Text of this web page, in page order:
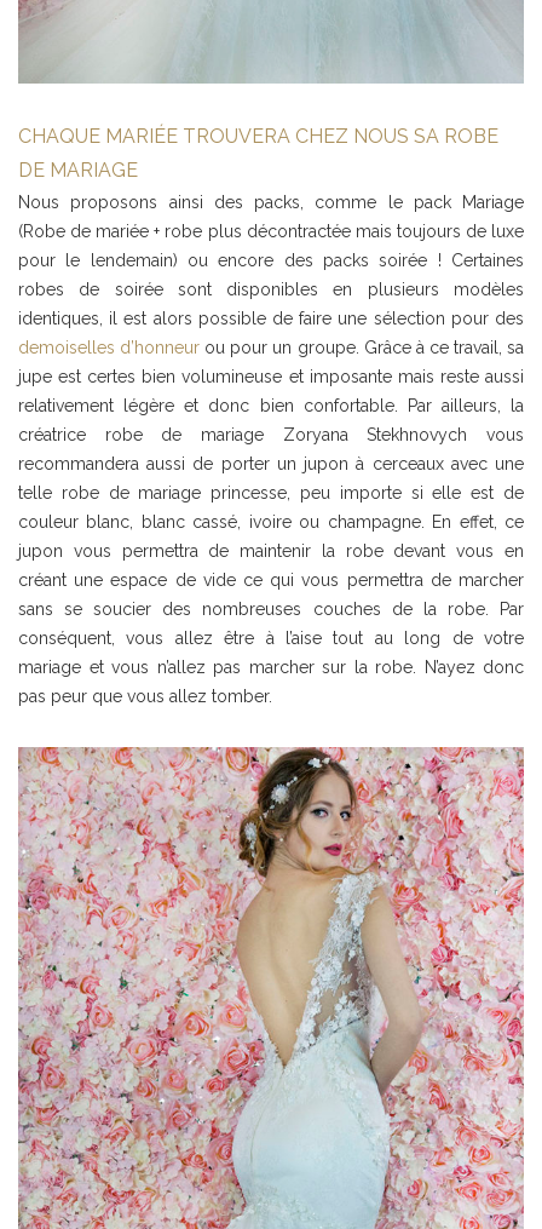
CHAQUE MARIÉE TROUVERA CHEZ NOUS SA ROBE
DE MARIAGE
Nous proposons ainsi des packs, comme le pack Mariage
(Robe de mariée + robe plus décontractée mais toujours de luxe
pour le lendemain) ou encore des packs soirée ! Certaines
robes de soirée sont disponibles en plusieurs modèles
identiques, il est alors possible de faire une sélection pour des
demoiselles d’honneur ou pour un groupe. Grâce à ce travail, sa
jupe est certes bien volumineuse et imposante mais reste aussi
relativement légère et donc bien confortable. Par ailleurs, la
créatrice robe de mariage Zoryana Stekhnovych vous
recommandera aussi de porter un jupon à cerceaux avec une
telle robe de mariage princesse, peu importe si elle est de
couleur blanc, blanc cassé, ivoire ou champagne. En effet, ce
jupon vous permettra de maintenir la robe devant vous en
créant une espace de vide ce qui vous permettra de marcher
sans se soucier des nombreuses couches de la robe. Par
conséquent, vous allez être à l’aise tout au long de votre
mariage et vous n’allez pas marcher sur la robe. N’ayez donc
pas peur que vous allez tomber.